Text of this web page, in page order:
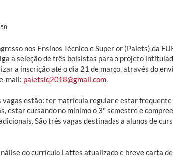
nos Ensinos Técnico e Superior (Paiets),da
a seleção de três bolsistas para o projeto
a inscrição até o dia 21 de março, através do
mail: paietsiq2018@gmail.com
vagas estão: ter matrícula regular e estar frequente
estar cursando no mínimo o 3º semestre e
São três vagas destinadas a alunos de
do currículo Lattes atualizado e breve carta